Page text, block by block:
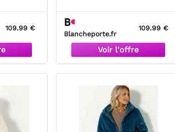
109.99 €
Blancheporte.fr
109.99 €